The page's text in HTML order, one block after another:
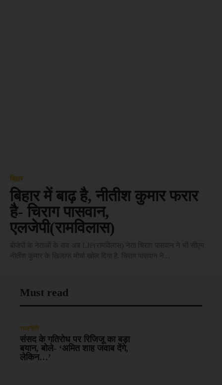
बिहार
बिहार में बाढ़ है, नीतीश कुमार फरार
है- चिराग पासवान,
एलजेपी(रामविलास)
Must read
राजनीति
संसद के गतिरोध पर रिजिजू का बड़ा
बयान, बोले- ‘अमित शाह जवाब देंगे,
लेकिन…’